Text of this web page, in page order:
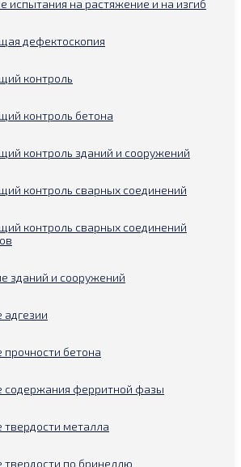
испытания на растяжение и на изгиб
дефектоскопия
контроль
контроль бетона
контроль зданий и сооружений
контроль сварных соединений
контроль сварных соединений
зданий и сооружений
бетона
содержания ферритной фазы
металла
твердости по бринеллю